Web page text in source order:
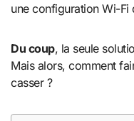
une configuration Wi-Fi
Du coup, la seule
Mais alors, comment
casser ?